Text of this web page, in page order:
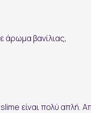
άρωμα βανίλιας,
είναι πολύ απλή.